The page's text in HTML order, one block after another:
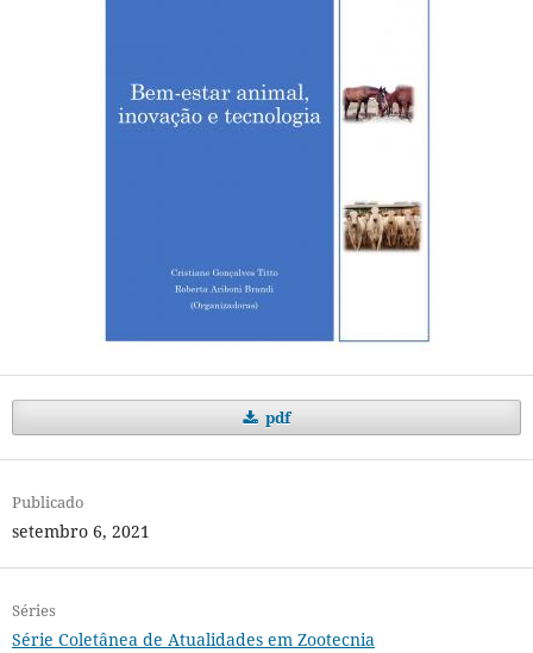
pdf
Publicado
setembro 6, 2021
Séries
Série Coletânea de Atualidades em Zootecnia